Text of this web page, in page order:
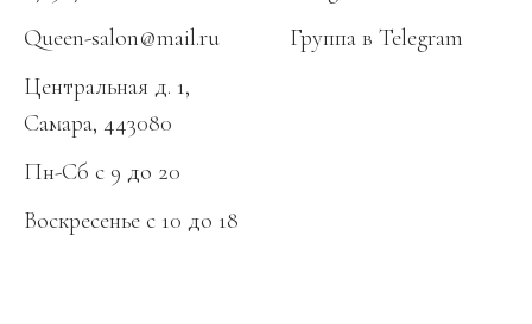
Queen-salon@mail.ru
Центральная д. 1,
Самара, 443080
Пн-Сб с 9 до 20
Воскресенье с 10 до 18
Группа в Telegram